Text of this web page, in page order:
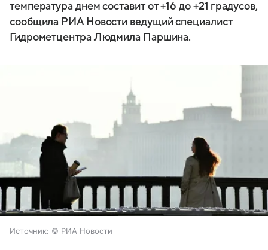
температура днем составит от +16 до +21 градусов,
сообщила РИА Новости ведущий специалист
Гидрометцентра Людмила Паршина.
Источник: © РИА Новости